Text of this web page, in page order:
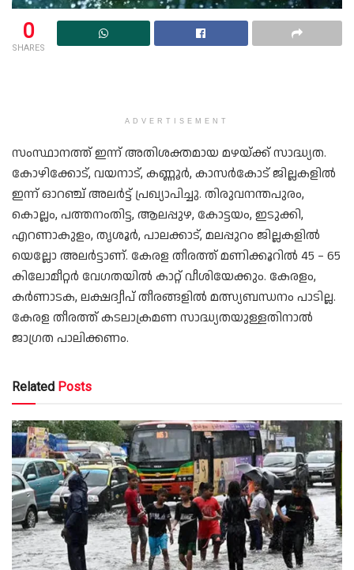
0
SHARES
ADVERTISEMENT
സംസ്ഥാനത്ത് ഇന്ന് അതിശക്തമായ മഴയ്ക്ക് സാദ്ധ്യത.
കോഴിക്കോട്, വയനാട്, കണ്ണൂർ, കാസർകോട് ജില്ലകളിൽ
ഇന്ന് ഓറഞ്ച് അലർട്ട് പ്രഖ്യാപിച്ചു. തിരുവനന്തപുരം,
കൊല്ലം, പത്തനംതിട്ട, ആലപ്പുഴ, കോട്ടയം, ഇടുക്കി,
എറണാകുളം, തൃശൂർ, പാലക്കാട്, മലപ്പുറം ജില്ലകളിൽ
യെല്ലോ അലർട്ടാണ്. കേരള തീരത്ത് മണിക്കൂറിൽ 45 – 65
കിലോമീറ്റർ വേഗതയിൽ കാറ്റ് വീശിയേക്കും. കേരളം,
കർണാടക, ലക്ഷദ്വീപ് തീരങ്ങളിൽ മത്സ്യബന്ധനം പാടില്ല.
കേരള തീരത്ത്‌ കടലാക്രമണ സാദ്ധ്യതയുള്ളതിനാൽ
ജാഗ്രത പാലിക്കണം.
Related Posts